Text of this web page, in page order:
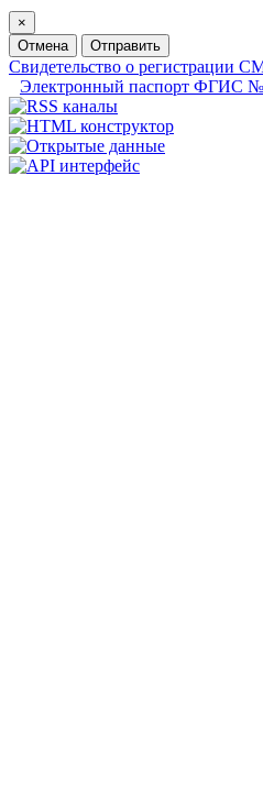
×
Отмена
Отправить
Свидетельство о регистрации
Электронный паспорт ФГИС